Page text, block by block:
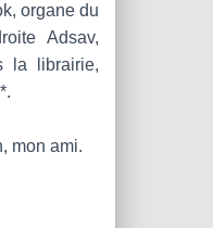
organe du
Adsav,
la librairie,
mon ami.